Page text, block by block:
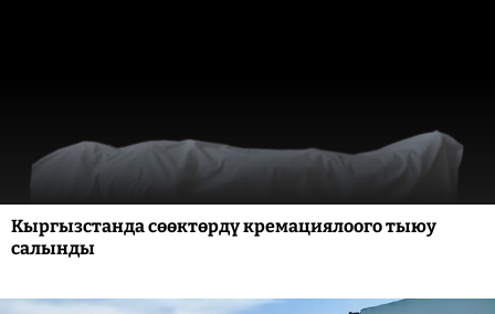
Кыргызстанда сөөктөрдү кремациялоого тыюу
салынды